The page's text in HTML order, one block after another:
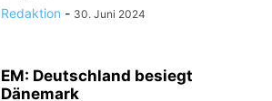
Redaktion - 30. Juni 2024
EM: Deutschland besiegt
Dänemark